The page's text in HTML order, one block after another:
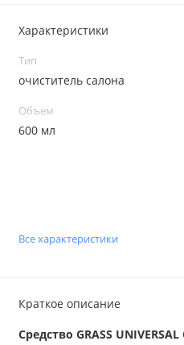
Характеристики
Тип
очиститель салона
Объем
600 мл
Все характеристики
Краткое описание
Средство GRASS UNIVERSAL